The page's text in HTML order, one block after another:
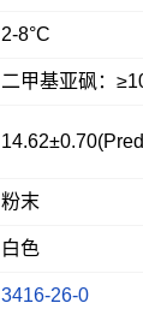
2-8°C
二甲基亚砜：
粉末
白色
3416-26-0